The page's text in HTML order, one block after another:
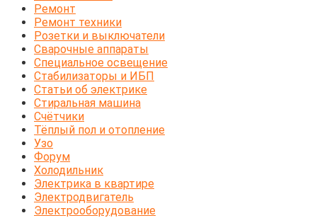
Ремонт
Ремонт техники
Розетки и выключатели
Сварочные аппараты
Специальное освещение
Стабилизаторы и ИБП
Статьи об электрике
Стиральная машина
Счётчики
Тёплый пол и отопление
Узо
Форум
Холодильник
Электрика в квартире
Электродвигатель
Электрооборудование